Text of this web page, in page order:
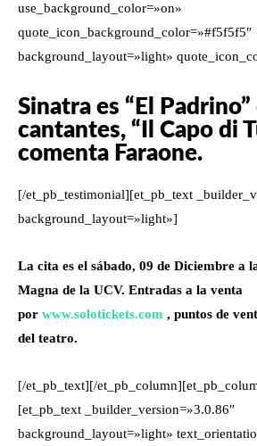
use_background_color=»on»
quote_icon_background_color=»#f5f5f5″
background_layout=»light»
Sinatra es “El Padrino”
cantantes, “Il Capo di
comenta Faraone.
[/et_pb_testimonial][et_pb_text
background_layout=»light»]
La cita es el sábado, 09 de Diciembre a
Magna de la UCV. Entradas a la venta
por www.solotickets.com , puntos de
del teatro.
[/et_pb_text][/
[et_pb_text _builder_version=»3.0.86″
background_layout=»light»